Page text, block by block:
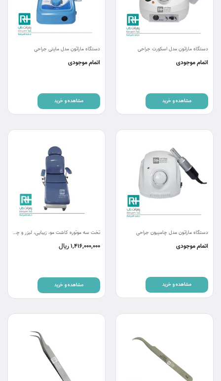
دستگاه ماراتون مدل اسکورت جراحی
اتمام موجودی
مشاهده و خرید
دستگاه ماراتون مدل مایتی جراحی
اتمام موجودی
مشاهده و خرید
دستگاه ماراتون مدل چامپیون جراحی
اتمام موجودی
مشاهده و خرید
تخت سه موتوره کاشت مو، زیبایی، لیزر و چشم پزشکی RC31
1,416,000,000ریال
مشاهده و خرید